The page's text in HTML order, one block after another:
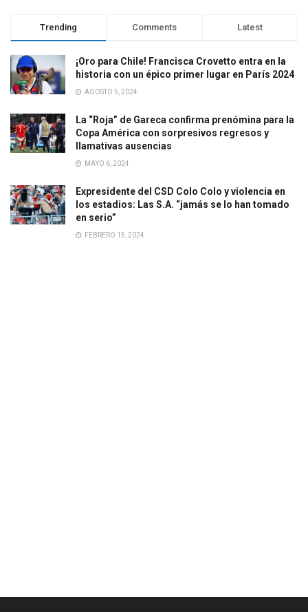
Trending Comments Latest
¡Oro para Chile! Francisca Crovetto entra en la
historia con un épico primer lugar en París 2024
AGOSTO 5, 2024
La “Roja” de Gareca confirma prenómina para la
Copa América con sorpresivos regresos y
llamativas ausencias
MAYO 6, 2024
Expresidente del CSD Colo Colo y violencia en
los estadios: Las S.A. “jamás se lo han tomado
en serio”
FEBRERO 15, 2024